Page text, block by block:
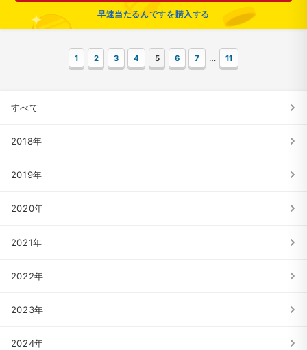
早速当たるんですを購入する
1 2 3 4 5 6 7 … 11
すべて
2018年
2019年
2020年
2021年
2022年
2023年
2024年